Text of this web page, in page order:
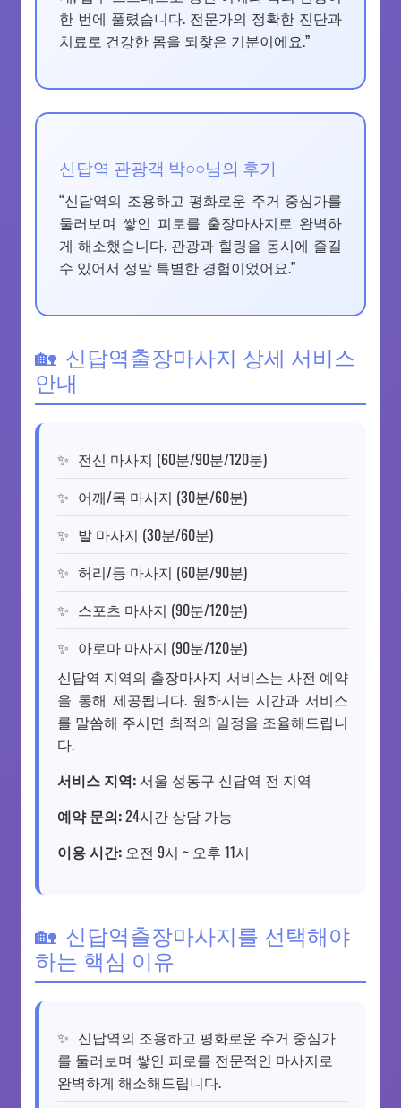
한 번에 풀렸습니다. 전문가의 정확한 진단과
치료로 건강한 몸을 되찾은 기분이에요.”
신답역 관광객 박○○님의 후기
“신답역의 조용하고 평화로운 주거 중심가를
둘러보며 쌓인 피로를 출장마사지로 완벽하
게 해소했습니다. 관광과 힐링을 동시에 즐길
수 있어서 정말 특별한 경험이었어요.”
신답역출장마사지 상세 서비스
안내
전신 마사지 (60분/90분/120분)
어깨/목 마사지 (30분/60분)
발 마사지 (30분/60분)
허리/등 마사지 (60분/90분)
스포츠 마사지 (90분/120분)
아로마 마사지 (90분/120분)
신답역 지역의 출장마사지 서비스는 사전 예약
을 통해 제공됩니다. 원하시는 시간과 서비스
를 말씀해 주시면 최적의 일정을 조율해드립니
다.
서비스 지역:서울 성동구 신답역 전 지역
예약 문의:24시간 상담 가능
이용 시간: 오전 9시 ~ 오후 11시
신답역출장마사지를 선택해야
하는 핵심 이유
신답역의 조용하고 평화로운 주거 중심가
를 둘러보며 쌓인 피로를 전문적인 마사지로
완벽하게 해소해드립니다.